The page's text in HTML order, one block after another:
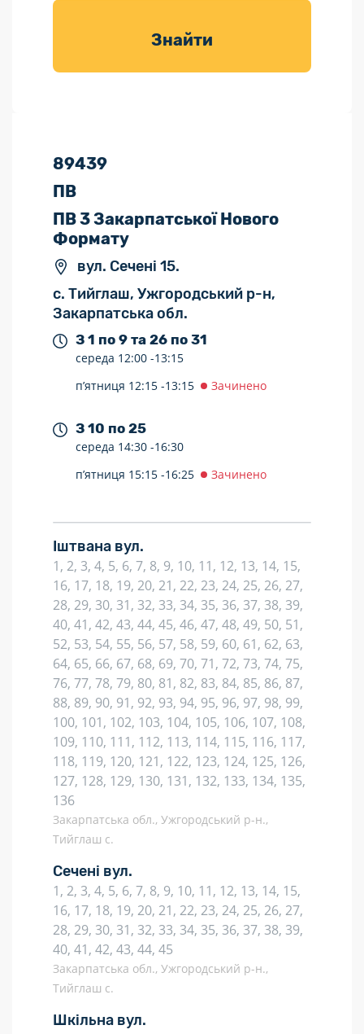
товарів для
Знайти
89439
ПВ
ПВ 3 Закарпатської Нового
Формату
вул. Сечені 15.
с. Тийглаш, Ужгородський р-н,
Закарпатська обл.
З 1 по 9 та 26 по 31
середа 12:00 -13:15
п’ятниця 12:15 -13:15 Зачинено
З 10 по 25
середа 14:30 -16:30
п’ятниця 15:15 -16:25 Зачинено
Іштвана вул.
1, 2, 3, 4, 5, 6, 7, 8, 9, 10, 11, 12, 13, 14, 15,
16, 17, 18, 19, 20, 21, 22, 23, 24, 25, 26, 27,
28, 29, 30, 31, 32, 33, 34, 35, 36, 37, 38, 39,
40, 41, 42, 43, 44, 45, 46, 47, 48, 49, 50, 51,
52, 53, 54, 55, 56, 57, 58, 59, 60, 61, 62, 63,
64, 65, 66, 67, 68, 69, 70, 71, 72, 73, 74, 75,
76, 77, 78, 79, 80, 81, 82, 83, 84, 85, 86, 87,
88, 89, 90, 91, 92, 93, 94, 95, 96, 97, 98, 99,
100, 101, 102, 103, 104, 105, 106, 107, 108,
109, 110, 111, 112, 113, 114, 115, 116, 117,
118, 119, 120, 121, 122, 123, 124, 125, 126,
127, 128, 129, 130, 131, 132, 133, 134, 135,
136
Закарпатська обл., Ужгородський р-н.,
Тийглаш с.
Сечені вул.
1, 2, 3, 4, 5, 6, 7, 8, 9, 10, 11, 12, 13, 14, 15,
16, 17, 18, 19, 20, 21, 22, 23, 24, 25, 26, 27,
28, 29, 30, 31, 32, 33, 34, 35, 36, 37, 38, 39,
40, 41, 42, 43, 44, 45
Закарпатська обл., Ужгородський р-н.,
Тийглаш с.
Шкільна вул.